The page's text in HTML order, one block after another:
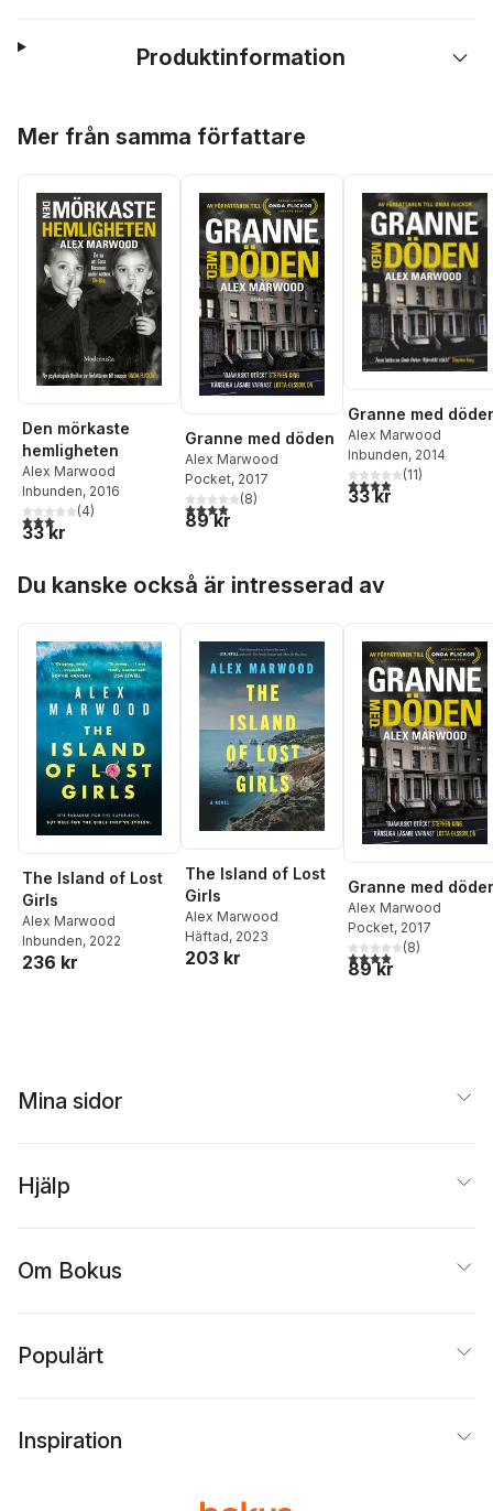
Produktinformation
Mer från samma författare
Den mörkaste
hemligheten
Alex Marwood
Inbunden, 2016
3,0utav 5 stjärnor. Totalt antal röster:
(4)
33 kr
Granne med döden
Alex Marwood
Pocket, 2017
3,9utav 5 stjärnor. Totalt antal röster:
(8)
89 kr
Granne med
Alex Marwood
Inbunden, 2014
3,9utav 5 stjärnor.
(11)
33 kr
Du kanske också är intresserad av
The Island of Lost
Girls
Alex Marwood
Inbunden, 2022
236 kr
The Island of Lost
Girls
Alex Marwood
Häftad, 2023
203 kr
Granne med
Alex Marwood
Pocket, 2017
3,9utav 5 stjärnor.
(8)
89 kr
Mina sidor
Hjälp
Om Bokus
Populärt
Inspiration